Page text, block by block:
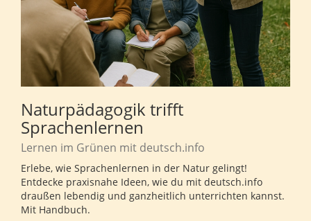
Naturpädagogik trifft
Sprachenlernen
Lernen im Grünen mit deutsch.info
Erlebe, wie Sprachenlernen in der Natur gelingt!
Entdecke praxisnahe Ideen, wie du mit deutsch.info
draußen lebendig und ganzheitlich unterrichten kannst.
Mit Handbuch.